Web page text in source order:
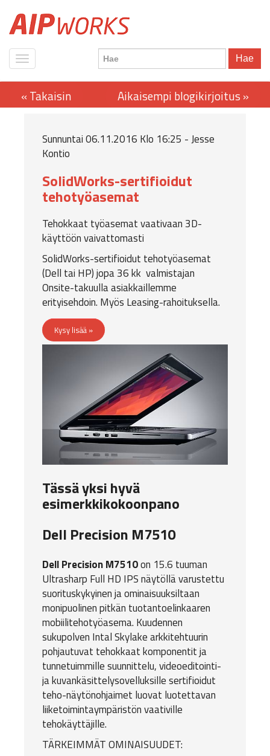
Hae
Sunnuntai 06.11.2016 Klo 16:25 - Jesse
Kontio
SolidWorks-sertifioidut
tehotyöasemat
Tehokkaat työasemat vaativaan 3D-
käyttöön vaivattomasti
SolidWorks-sertifioidut tehotyöasemat
(Dell tai HP) jopa 36 kk valmistajan
Onsite-takuulla asiakkaillemme
erityisehdoin. Myös Leasing-rahoituksella.
Kysy lisää »
Tässä yksi hyvä
esimerkkikokoonpano
Dell Precision M7510
Dell Precision M7510on 15.6 tuuman
Ultrasharp Full HD IPS näytöllä varustettu
suorituskykyinen ja ominaisuuksiltaan
monipuolinen pitkän tuotantoelinkaaren
mobiilitehotyöasema. Kuudennen
sukupolven Intal Skylake arkkitehtuurin
pohjautuvat tehokkaat komponentit ja
tunnetuimmille suunnittelu, videoeditointi-
ja kuvankäsittelysovelluksille sertifioidut
teho-näytönohjaimet luovat luotettavan
liiketoimintaympäristön vaativille
tehokäyttäjille.
TÄRKEIMMÄT OMINAISUUDET: